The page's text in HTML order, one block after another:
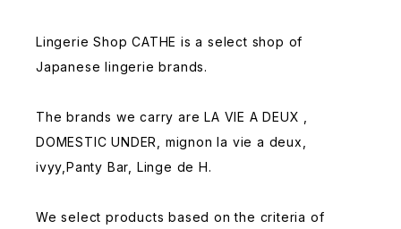
Lingerie Shop CATHE is a select shop of
Japanese lingerie brands.
The brands we carry are LA VIE A DEUX ,
DOMESTIC UNDER, mignon la vie a deux,
ivyy,Panty Bar, Linge de H.
We select products based on the criteria of